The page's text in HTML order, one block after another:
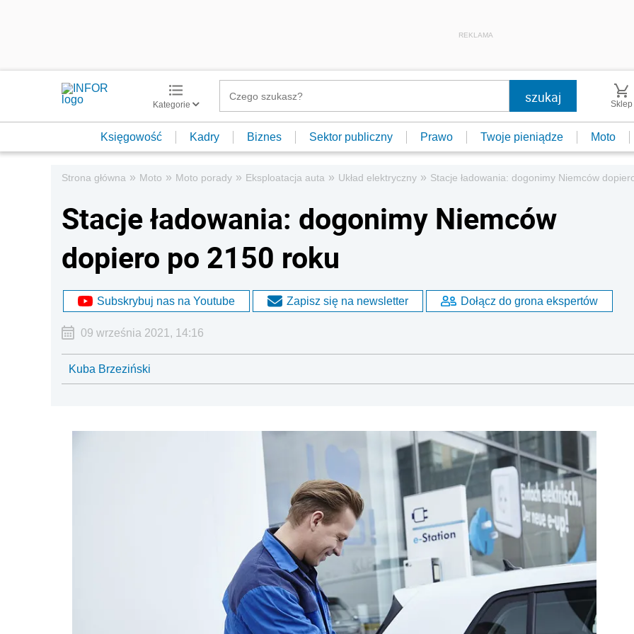
REKLAMA
Kategorie Sklep
Księgowość Kadry Biznes Sektor publiczny Prawo Twoje pieniądze Moto
Strona główna » Moto » Moto porady » Eksploatacja auta » Układ elektryczny » Stacje ładowania: dogonimy Niemców
Stacje ładowania: dogonimy Niemców
dopiero po 2150 roku
Subskrybuj nas na Youtube Zapisz się na newsletter Dołącz do grona ekspertów
09 września 2021, 14:16
Kuba Brzeziński